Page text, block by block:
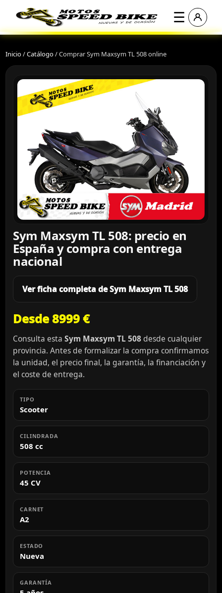
☰
Inicio/Catálogo/Comprar Sym Maxsym TL 508 online
Sym Maxsym TL 508: precio en
España y compra con entrega
nacional
Ver ficha completa de Sym Maxsym TL 508
Desde 8999 €
Consulta esta Sym Maxsym TL 508 desde cualquier
provincia. Antes de formalizar la compra confirmamos
la unidad, el precio final, la garantía, la financiación y
el coste de entrega.
TIPO
Scooter
CILINDRADA
508 cc
POTENCIA
45 CV
CARNET
A2
ESTADO
Nueva
GARANTÍA